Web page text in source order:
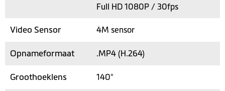
Full HD 1080P / 30fps
Video Sensor 4M sensor
Opnameformaat .MP4 (H.264)
Groothoeklens 140°